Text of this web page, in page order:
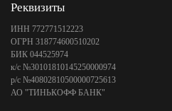
Реквизиты
ИНН 772771512223
ОГРН 318774600510202
БИК 044525974
к/с №30101810145250000974
р/с №40802810500000725613
АО "ТИНЬКОФФ БАНК"